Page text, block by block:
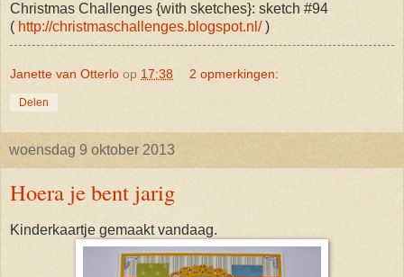
Christmas Challenges {with sketches}: sketch #94
( http://christmaschallenges.blogspot.nl/)
Janette van Otterlo op 17:38 2 opmerkingen:
Delen
woensdag 9 oktober 2013
Hoera je bent jarig
Kinderkaartje gemaakt vandaag.